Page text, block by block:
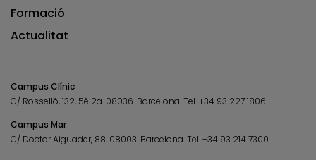
Formació
Actualitat
Campus Clínic
C/ Rosselló, 132, 5è 2a. 08036. Barcelona.Tel.+34 93 227 1806
Campus Mar
C/ Doctor Aiguader, 88. 08003. Barcelona.Tel.+34 93 214 7300